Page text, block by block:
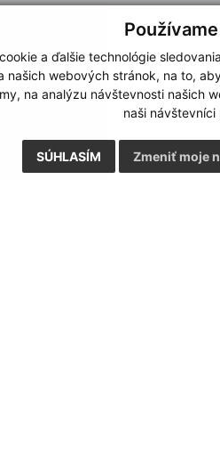
a ďalšie technológie
našich webových stránok, na to,
na analýzu návštevnosti našich
naši
SÚHLASÍM Zmeniť moje